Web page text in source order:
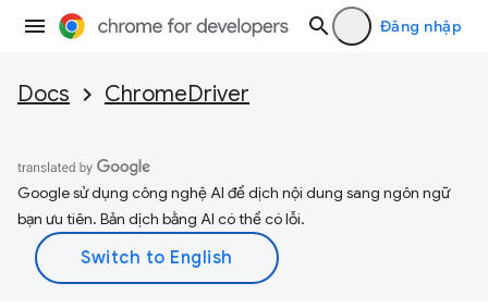
Đăng nhập
Docs ChromeDriver
Google sử dụng công nghệ AI để dịch nội dung sang ngôn ngữ
bạn ưu tiên. Bản dịch bằng AI có thể có lỗi.